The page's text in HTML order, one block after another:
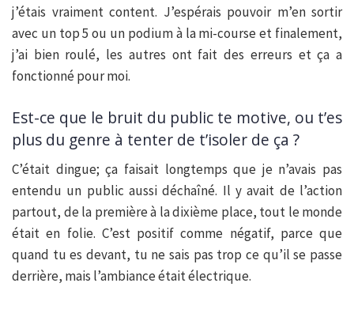
j’étais vraiment content. J’espérais pouvoir m’en sortir
avec un top 5 ou un podium à la mi-course et finalement,
j’ai bien roulé, les autres ont fait des erreurs et ça a
fonctionné pour moi.
Est-ce que le bruit du public te motive, ou t’es
plus du genre à tenter de t’isoler de ça ?
C’était dingue; ça faisait longtemps que je n’avais pas
entendu un public aussi déchaîné. Il y avait de l’action
partout, de la première à la dixième place, tout le monde
était en folie. C’est positif comme négatif, parce que
quand tu es devant, tu ne sais pas trop ce qu’il se passe
derrière, mais l’ambiance était électrique.